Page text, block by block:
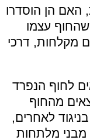
האם הן הוסדרו
עצמו
מקלחות, דרכי
לחוף הנפרד
מהחוף
לאחרים,
מבני מלתחות